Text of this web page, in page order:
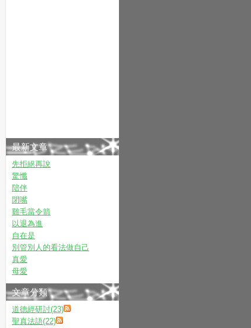
最新文章
先拒絕再說
驚懺
陪伴
閉嘴
雞毛當令箭
以退為進
自在是
別管別人的看法做自己
真愛
母愛
文章分類
道德經研討(23)
聖真法語(22)